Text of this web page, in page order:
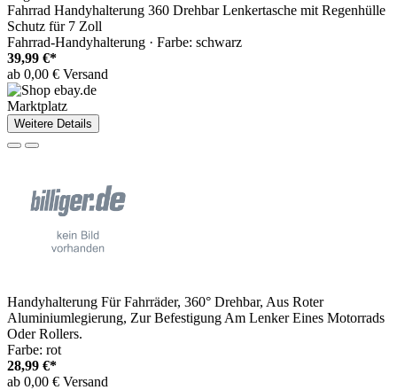
Fahrrad Handyhalterung 360 Drehbar Lenkertasche mit Regenhülle
Schutz für 7 Zoll
Fahrrad-Handyhalterung · Farbe: schwarz
39,99 €*
ab 0,00 € Versand
Marktplatz
Weitere Details
Handyhalterung Für Fahrräder, 360° Drehbar, Aus Roter
Aluminiumlegierung, Zur Befestigung Am Lenker Eines Motorrads
Oder Rollers.
Farbe: rot
28,99 €*
ab 0,00 € Versand